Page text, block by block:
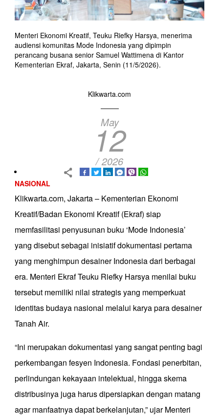
Menteri Ekonomi Kreatif, Teuku Riefky Harsya, menerima
audiensi komunitas Mode Indonesia yang dipimpin
perancang busana senior Samuel Wattimena di Kantor
Kementerian Ekraf, Jakarta, Senin (11/5/2026).
Klikwarta.com
May
12
/ 2026
NASIONAL
Klikwarta.com, Jakarta – Kementerian Ekonomi
Kreatif/Badan Ekonomi Kreatif (Ekraf) siap
memfasilitasi penyusunan buku ‘Mode Indonesia’
yang disebut sebagai inisiatif dokumentasi pertama
yang menghimpun desainer Indonesia dari berbagai
era. Menteri Ekraf Teuku Riefky Harsya menilai buku
tersebut memiliki nilai strategis yang memperkuat
identitas budaya nasional melalui karya para desainer
Tanah Air.
“Ini merupakan dokumentasi yang sangat penting bagi
perkembangan fesyen Indonesia. Fondasi penerbitan,
perlindungan kekayaan intelektual, hingga skema
distribusinya juga harus dipersiapkan dengan matang
agar manfaatnya dapat berkelanjutan,” ujar Menteri